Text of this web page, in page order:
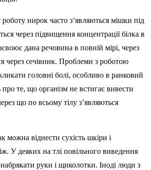
нирок часто з’являються мішки під
через підвищення концентрації білка в
дана речовина в повній мірі, через
через сечівник. Проблеми з роботою
головні болі, особливо в ранковий
те, що організм не встигає вивести
що по всьому тілу з’являються
можна віднести сухість шкіри і
У деяких на тлі повільного виведення
руки і щиколотки. Іноді люди з